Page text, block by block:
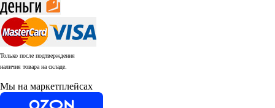
Только после подтверждения
наличия товара на складе.
Мы на маркетплейсах